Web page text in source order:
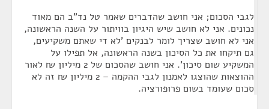
לגבי הסכום; אני חושב שהדברים שאמר טל נד"ב הם מאוד
נכונים. אני לא חושב שיש היגיון בוויתור על השנה הראשונה,
אני לא חושב שצריך לומר לבנקים 'לא די שאתם משקיעים,
גם תיקחו את כל הסיכון בשנה הראשונה, אל תפילו על
המשקיע שום סיכון'. אני חושב שהסכום של 2 מיליון ₪ לאור
ההוצאות שהוצגו לאמנון לגבי ההקמה – 2 מיליון ₪ זה לא
סכום שעומד בשום פרופורציה.